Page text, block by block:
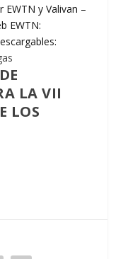
EWTN y Valivan –
EWTN:
LA VII
LOS